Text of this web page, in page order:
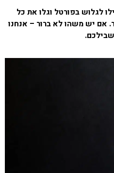
לגלוש בפורטל וגלו את כל
אם יש משהו לא ברור – אנחנו